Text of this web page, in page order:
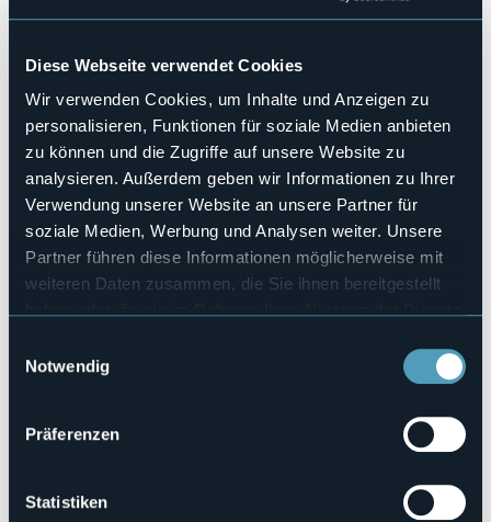
Diese Webseite verwendet Cookies
Wir verwenden Cookies, um Inhalte und Anzeigen zu
personalisieren, Funktionen für soziale Medien anbieten
zu können und die Zugriffe auf unsere Website zu
analysieren. Außerdem geben wir Informationen zu Ihrer
Verwendung unserer Website an unsere Partner für
soziale Medien, Werbung und Analysen weiter. Unsere
Partner führen diese Informationen möglicherweise mit
weiteren Daten zusammen, die Sie ihnen bereitgestellt
Notwendig
Präferenzen
Statistiken
Sì
Anzahl der Wohnungen
Anzahl der Zimmer
23
Anzahl der Betten
57
info@hlaperla.com
Webseite
http://www.hlaperla.com
+39 0324 98071 / +39 340 3725914